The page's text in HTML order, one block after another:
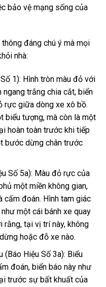
bảo vệ mạng sống của
đáng chú ý mà mọi
nhà:
1): Hình tròn màu đỏ với
trắng chia cắt, biển
rực giữa dòng xe xô bồ.
biểu tượng, mà còn là một
hoàn toàn trước khi tiếp
bước dừng chân trước
Số 5a): Màu đỏ rực của
một miền không gian,
cấm đoán. Hình tam giác
một cái bánh xe quay
tại vị trí này, không
hoặc đỗ xe nào.
(Báo Hiệu Số 3a): Biểu
đoán, biển báo này như
trước sự bất khuất của